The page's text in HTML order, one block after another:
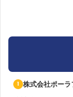
1 株式会社ポーラ